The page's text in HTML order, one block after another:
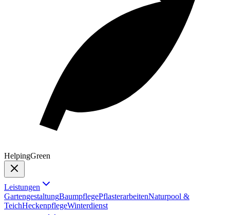
HelpingGreen
Leistungen
GartengestaltungBaumpflegePflasterarbeitenNaturpool &
TeichHeckenpflegeWinterdienst